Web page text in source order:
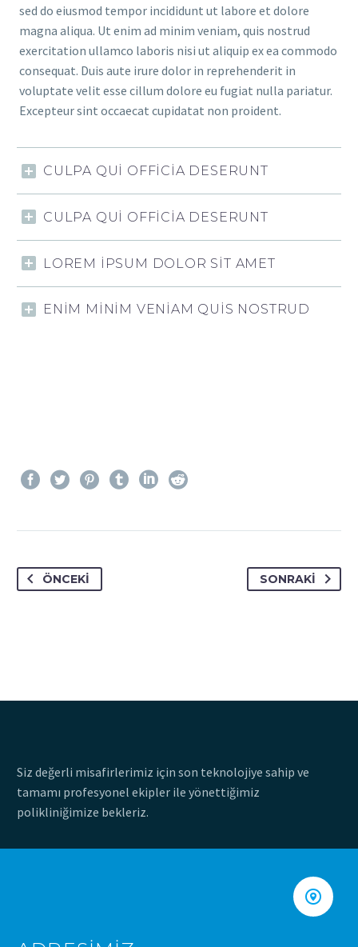
sed do eiusmod tempor incididunt ut labore et dolore
magna aliqua. Ut enim ad minim veniam, quis nostrud
exercitation ullamco laboris nisi ut aliquip ex ea commodo
consequat. Duis aute irure dolor in reprehenderit in
voluptate velit esse cillum dolore eu fugiat nulla pariatur.
Excepteur sint occaecat cupidatat non proident.
CULPA QUI OFFICIA DESERUNT
CULPA QUI OFFICIA DESERUNT
LOREM IPSUM DOLOR SIT AMET
ENIM MINIM VENIAM QUIS NOSTRUD
ÖNCEKI SONRAKI
Siz değerli misafirlerimiz için son teknolojiye sahip ve
tamamı profesyonel ekipler ile yönettiğimiz
polikliniğimize bekleriz.

